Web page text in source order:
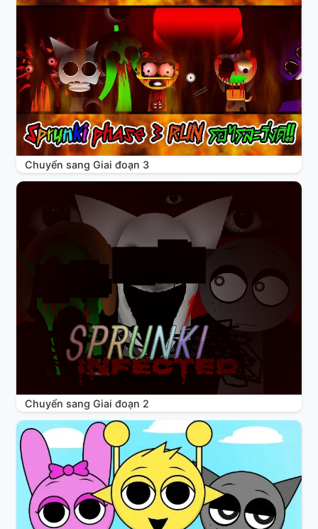
Chuyển sang Giai đoạn 3
Chuyển sang Giai đoạn 2